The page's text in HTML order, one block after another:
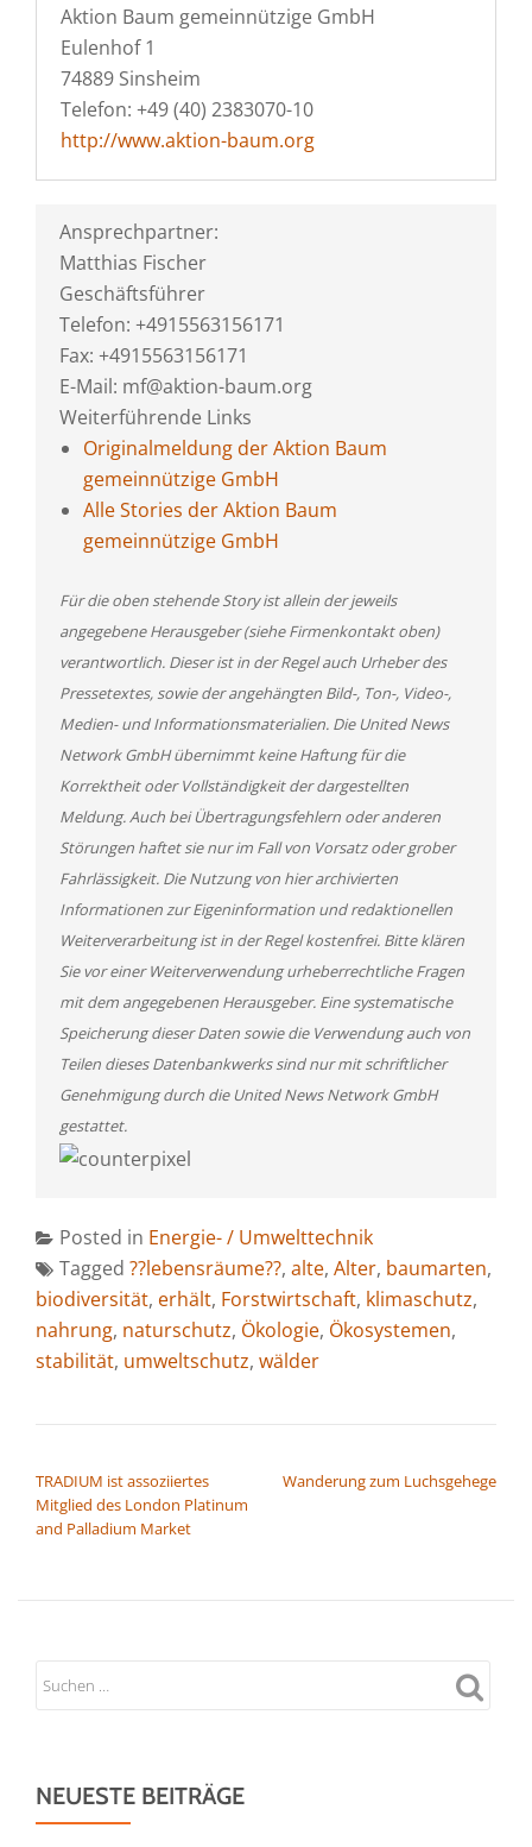
Aktion Baum gemeinnützige GmbH
Eulenhof 1
74889 Sinsheim
Telefon: +49 (40) 2383070-10
http://www.aktion-baum.org
Ansprechpartner:
Matthias Fischer
Geschäftsführer
Telefon: +4915563156171
Fax: +4915563156171
E-Mail: mf@aktion-baum.org
Weiterführende Links
Originalmeldung der Aktion Baum
gemeinnützige GmbH
Alle Stories der Aktion Baum
gemeinnützige GmbH
Für die oben stehende Story ist allein der jeweils
angegebene Herausgeber (siehe Firmenkontakt oben)
verantwortlich. Dieser ist in der Regel auch Urheber des
Pressetextes, sowie der angehängten Bild-, Ton-, Video-,
Medien- und Informationsmaterialien. Die United News
Network GmbH übernimmt keine Haftung für die
Korrektheit oder Vollständigkeit der dargestellten
Meldung. Auch bei Übertragungsfehlern oder anderen
Störungen haftet sie nur im Fall von Vorsatz oder grober
Fahrlässigkeit. Die Nutzung von hier archivierten
Informationen zur Eigeninformation und redaktionellen
Weiterverarbeitung ist in der Regel kostenfrei. Bitte klären
Sie vor einer Weiterverwendung urheberrechtliche Fragen
mit dem angegebenen Herausgeber. Eine systematische
Speicherung dieser Daten sowie die Verwendung auch von
Teilen dieses Datenbankwerks sind nur mit schriftlicher
Genehmigung durch die United News Network GmbH
gestattet.
Posted in Energie- / Umwelttechnik
Tagged ??lebensräume??, alte, Alter, baumarten,
biodiversität, erhält, Forstwirtschaft, klimaschutz,
nahrung, naturschutz, Ökologie, Ökosystemen,
stabilität, umweltschutz, wälder
TRADIUM ist assoziiertes
Mitglied des London Platinum
and Palladium Market
Wanderung zum Luchsgehege
NEUESTE BEITRÄGE